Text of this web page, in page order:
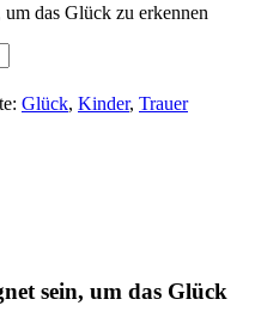
das Glück zu erkennen
Glück, Kinder, Trauer
sein, um das Glück